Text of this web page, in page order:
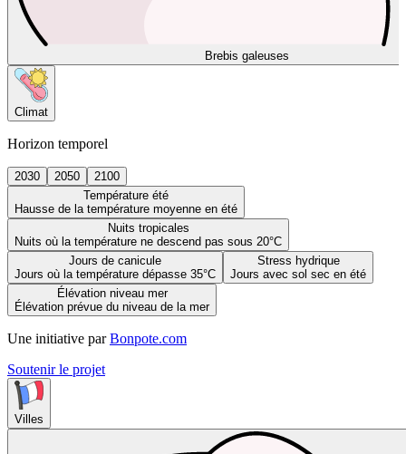
Brebis galeuses
Climat
Horizon temporel
2030 2050
2100
Température été
Hausse de la température moyenne en été
Nuits tropicales
Nuits où la température ne descend pas sous 20°C
Jours de canicule
Jours où la température dépasse 35°C
Stress hydrique
Jours avec sol sec en été
Élévation niveau mer
Élévation prévue du niveau de la mer
Une initiative par Bonpote.com
Soutenir le projet
Villes